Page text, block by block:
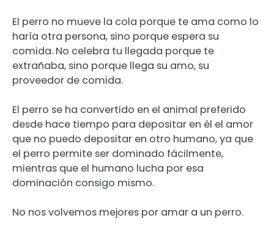
El perro no mueve la cola porque te ama como lo
haría otra persona, sino porque espera su
comida. No celebra tu llegada porque te
extrañaba, sino porque llega su amo, su
proveedor de comida.
El perro se ha convertido en el animal preferido
desde hace tiempo para depositar en él el amor
que no puedo depositar en otro humano, ya que
el perro permite ser dominado fácilmente,
mientras que el humano lucha por esa
dominación consigo mismo.
No nos volvemos mejores por amar a un perro.